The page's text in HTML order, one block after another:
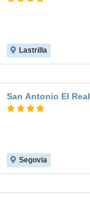
Lastrilla
San Antonio El Real
Segovia